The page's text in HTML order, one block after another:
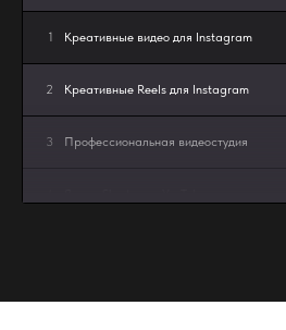
1 Креативные видео для Instagram
2 Креативные Reels для Instagram
3 Профессиональная видеостудия